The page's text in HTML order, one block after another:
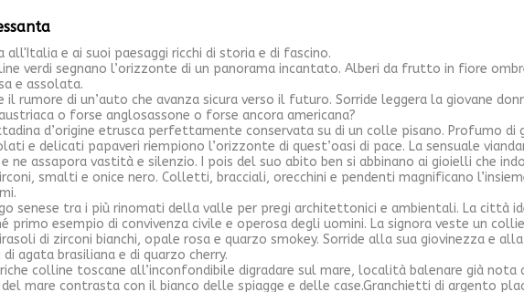
all'Italia e ai suoi paesaggi ricchi di storia e di fascino.
verdi segnano l’orizzonte di un panorama incantato. Alberi da frutto in fiore
e assolata.
rumore di un’auto che avanza sicura verso il futuro. Sorride leggera la giovane
o forse anglosassone o forse ancora americana?
d’origine etrusca perfettamente conservata su di un colle pisano. Profumo di
e delicati papaveri riempiono l’orizzonte di quest’oasi di pace. La sensuale
ne assapora vastità e silenzio. I pois del suo abito ben si abbinano ai gioielli che
smalti e onice nero. Colletti, bracciali, orecchini e pendenti magnificano
senese tra i più rinomati della valle per pregi architettonici e ambientali. La città
primo esempio di convivenza civile e operosa degli uomini. La signora veste un
di zirconi bianchi, opale rosa e quarzo smokey. Sorride alla sua giovinezza e
agata brasiliana e di quarzo cherry.
colline toscane all’inconfondibile digradare sul mare, località balenare già nota
mare contrasta con il bianco delle spiagge e delle case.Granchietti di argento